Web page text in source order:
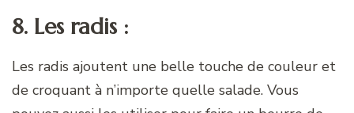
8. Les radis :
Les radis ajoutent une belle touche de couleur et
de croquant à n’importe quelle salade. Vous